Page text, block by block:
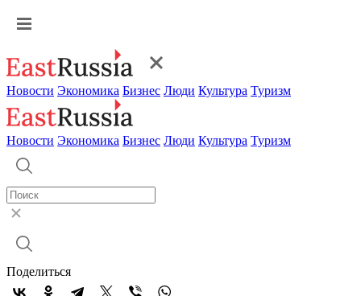
Новости Экономика Бизнес Люди Культура Туризм
Новости Экономика Бизнес Люди Культура Туризм
Поделиться